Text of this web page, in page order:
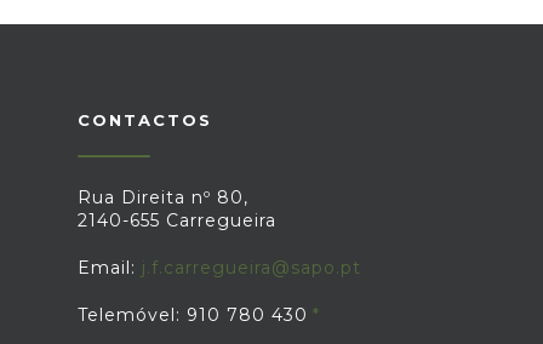
CONTACTOS
Rua Direita nº 80,
2140-655 Carregueira
Email: j.f.carregueira@sapo.pt
Telemóvel: 910 780 430